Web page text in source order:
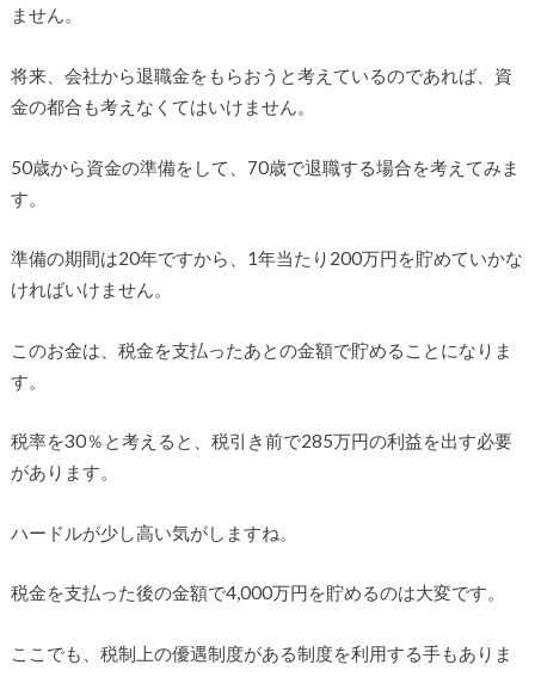
ません。
将来、会社から退職金をもらおうと考えているのであれば、資
金の都合も考えなくてはいけません。
50歳から資金の準備をして、70歳で退職する場合を考えてみま
す。
準備の期間は20年ですから、1年当たり200万円を貯めていかな
ければいけません。
このお金は、税金を支払ったあとの金額で貯めることになりま
す。
税率を30％と考えると、税引き前で285万円の利益を出す必要
があります。
ハードルが少し高い気がしますね。
税金を支払った後の金額で4,000万円を貯めるのは大変です。
ここでも、税制上の優遇制度がある制度を利用する手もありま